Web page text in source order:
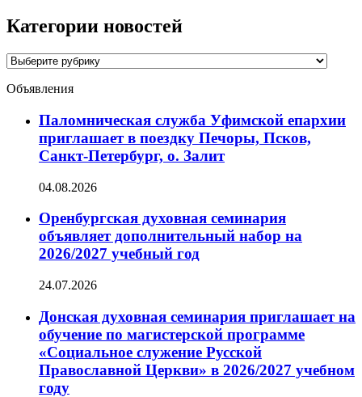
Категории новостей
Категории
Объявления
Паломническая служба Уфимской епархии
приглашает в поездку Печоры, Псков,
Санкт-Петербург, о. Залит
04.08.2026
Оренбургская духовная семинария
объявляет дополнительный набор на
2026/2027 учебный год
24.07.2026
Донская духовная семинария приглашает на
обучение по магистерской программе
«Социальное служение Русской
Православной Церкви» в 2026/2027 учебном
году